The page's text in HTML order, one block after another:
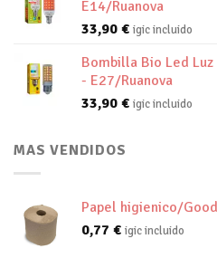
E14/Ruanova
33,90 € igic incluido
Bombilla Bio Led Luz
- E27/Ruanova
33,90 € igic incluido
MAS VENDIDOS
Papel higienico/
0,77 € igic incluido